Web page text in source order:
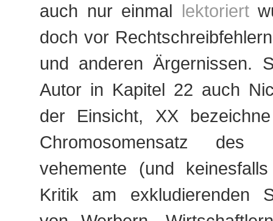
auch nur einmal lektoriert
doch vor
und anderen Ärgernissen.
Autor in Kapitel 22 auch
der Einsicht, XX
Chromosomensatz des
vehemente (und
Kritik am exkludierenden